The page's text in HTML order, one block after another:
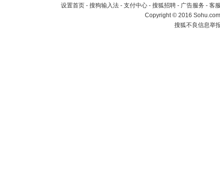
设置首页 - 搜狗输入法 - 支付中心 - 搜狐招聘 - 广告服务 - 客
Copyright©2016
搜狐不良信息举